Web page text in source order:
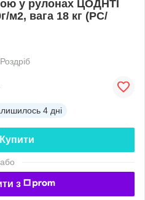
у рулонах ЦОДНТІ
м2, вага 18 кг (PС/
Роздріб
4 дні
Купити
або
з